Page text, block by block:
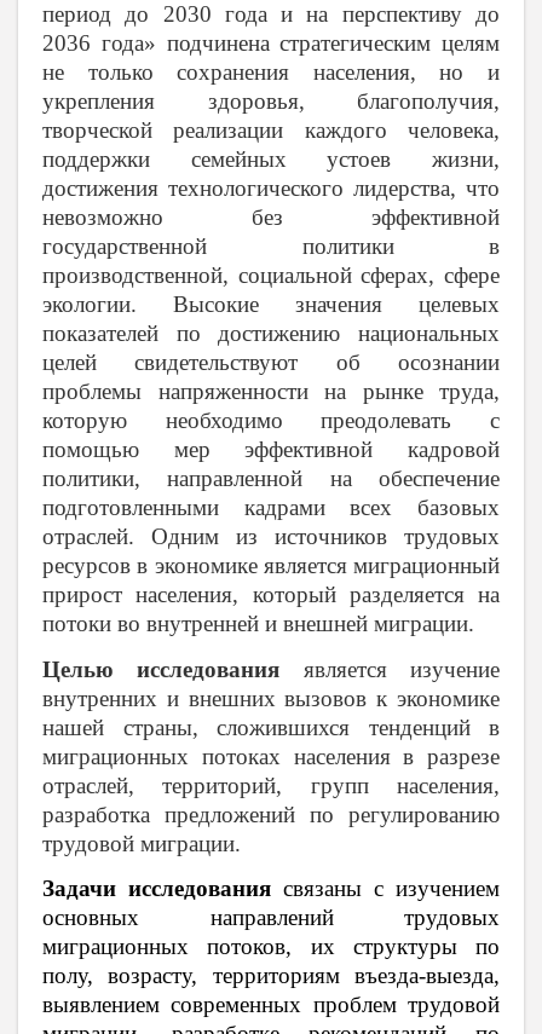
период до 2030 года и на перспективу до
2036 года» подчинена стратегическим целям
не только сохранения населения, но и
укрепления здоровья, благополучия,
творческой реализации каждого человека,
поддержки семейных устоев жизни,
достижения технологического лидерства, что
невозможно без эффективной
государственной политики в
производственной, социальной сферах, сфере
экологии. Высокие значения целевых
показателей по достижению национальных
целей свидетельствуют об осознании
проблемы напряженности на рынке труда,
которую необходимо преодолевать с
помощью мер эффективной кадровой
политики, направленной на обеспечение
подготовленными кадрами всех базовых
отраслей. Одним из источников трудовых
ресурсов в экономике является миграционный
прирост населения, который разделяется на
потоки во внутренней и внешней миграции.
Целью исследования является изучение
внутренних и внешних вызовов к экономике
нашей страны, сложившихся тенденций в
миграционных потоках населения в разрезе
отраслей, территорий, групп населения,
разработка предложений по регулированию
трудовой миграции.
Задачи исследования связаны с изучением
основных направлений трудовых
миграционных потоков, их структуры по
полу, возрасту, территориям въезда-выезда,
выявлением современных проблем трудовой